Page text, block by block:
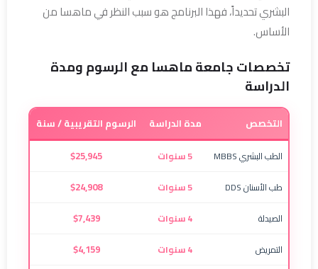
البشري تحديداً، فهذا البرنامج هو سبب النظر في ماهسا من
الأساس.
تخصصات جامعة ماهسا مع الرسوم ومدة
الدراسة
التخصص مدة الدراسة الرسوم التقريبية / سنة
الطب البشري MBBS 5 سنوات $25,945
طب الأسنان DDS 5 سنوات $24,908
الصيدلة 4 سنوات $7,439
التمريض 4 سنوات $4,159